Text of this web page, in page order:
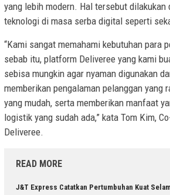
yang lebih modern. Hal tersebut dilakukan
teknologi di masa serba digital seperti
“Kami sangat memahami kebutuhan para
sebab itu, platform Deliveree yang kami
sebisa mungkin agar nyaman digunakan
memberikan pengalaman pelanggan yang
yang mudah, serta memberikan manfaat
logistik yang sudah ada,” kata Tom Kim,
Deliveree.
READ MORE
J&T Express Catatkan Pertumbuhan Kuat